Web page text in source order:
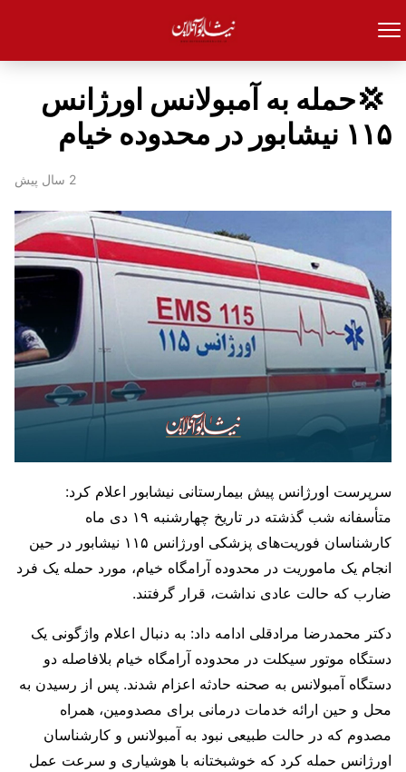
‍ 💢حمله به آمبولانس اورژانس
۱۱۵ نیشابور در محدوده خیام
2 سال پیش
سرپرست اورژانس پیش بیمارستانی نیشابور اعلام کرد:
متأسفانه شب گذشته در تاریخ چهارشنبه ۱۹ دی ماه
کارشناسان فوریت‌های پزشکی اورژانس ۱۱۵ نیشابور در حین
انجام یک ماموریت در محدوده آرامگاه خیام، مورد حمله یک فرد
ضارب که حالت عادی نداشت، قرار گرفتند.
دکتر محمدرضا مرادقلی ادامه داد: به دنبال اعلام واژگونی یک
دستگاه موتور سیکلت در محدوده آرامگاه خیام بلافاصله دو
دستگاه آمبولانس به صحنه حادثه اعزام شدند. پس از رسیدن به
محل و حین ارائه خدمات درمانی برای مصدومین، همراه
مصدوم که در حالت طبیعی نبود به آمبولانس و کارشناسان
اورژانس حمله کرد که خوشبختانه با هوشیاری و سرعت عمل